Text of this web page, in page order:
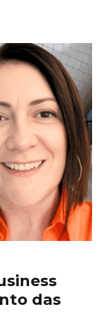
das